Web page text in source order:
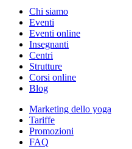
Chi siamo
Eventi
Eventi online
Insegnanti
Centri
Strutture
Corsi online
Blog
Marketing dello yoga
Tariffe
Promozioni
FAQ